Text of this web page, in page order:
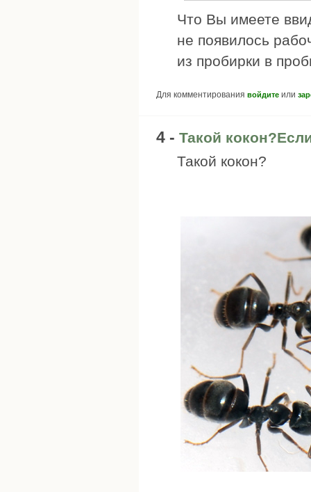
Что Вы имеете
не появилось
из пробирки в
Для комментирования войдите или
4 - Такой
Такой кокон?